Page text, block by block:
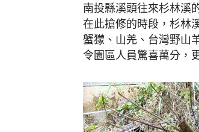
南投縣溪頭往來杉林溪
在此搶修的時段，杉林
蟹獴、山羌、台灣野山
令園區人員驚喜萬分，